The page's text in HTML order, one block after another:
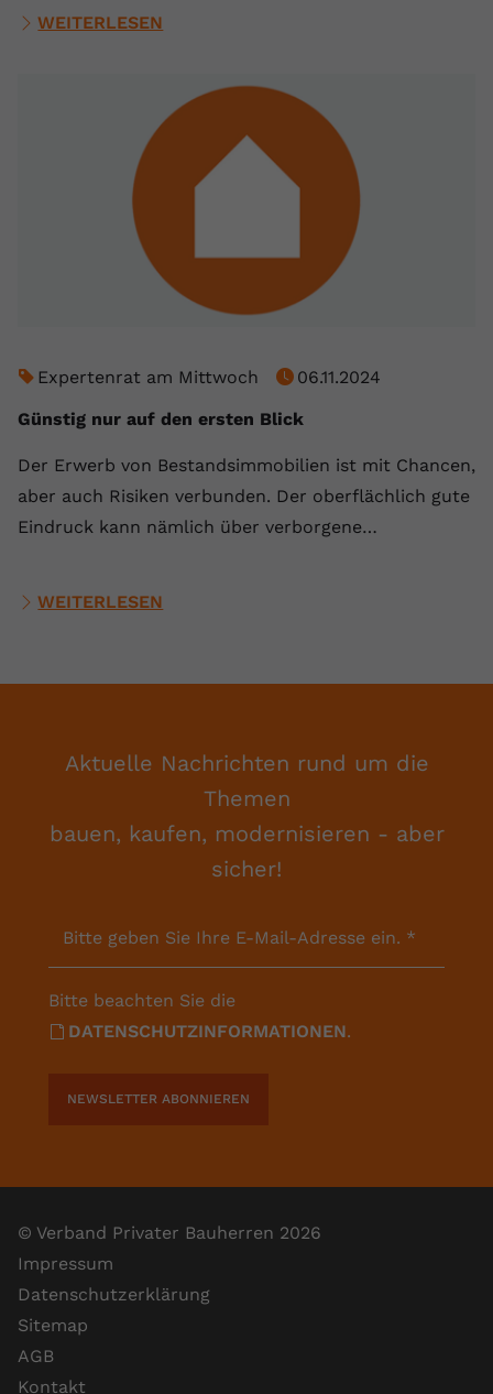
WEITERLESEN
Expertenrat am Mittwoch
06.11.2024
Günstig nur auf den ersten Blick
Der Erwerb von Bestandsimmobilien ist mit Chancen,
aber auch Risiken verbunden. Der oberflächlich gute
Eindruck kann nämlich über verborgene…
WEITERLESEN
Aktuelle Nachrichten rund um die
Themen
bauen, kaufen, modernisieren - aber
sicher!
Bitte geben Sie Ihre E-Mail-Adresse ein. *
Bitte beachten Sie die
DATENSCHUTZINFORMATIONEN.
NEWSLETTER ABONNIEREN
© Verband Privater Bauherren 2026
Impressum
Datenschutzerklärung
Sitemap
AGB
Kontakt